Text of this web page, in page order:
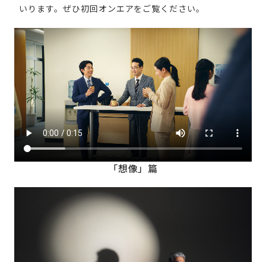
いります。ぜひ初回オンエアをご覧ください。
「想像」篇